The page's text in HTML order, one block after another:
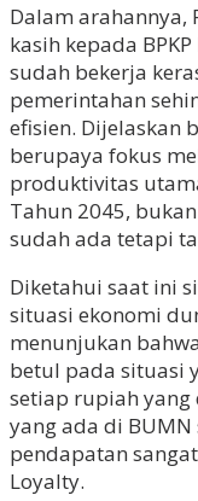
Dalam arahannya,
kasih kepada
sudah bekerja
pemerintahan
efisien. Dijelaskan
berupaya fokus
produktivitas
Tahun 2045,
sudah ada tetapi
Diketahui saat ini
situasi ekonomi
menunjukan
betul pada situasi
setiap rupiah yang
yang ada di
pendapatan
Loyalty.